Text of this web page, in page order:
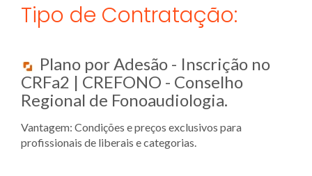
Tipo de Contratação:
Plano por Adesão - Inscrição no
CRFa2 | CREFONO - Conselho
Regional de Fonoaudiologia.
Vantagem: Condições e preços exclusivos para
profissionais de liberais e categorias.